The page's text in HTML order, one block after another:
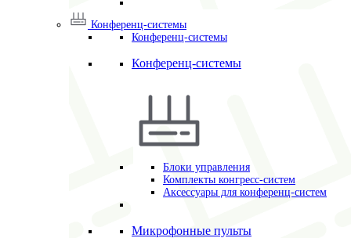
Конференц-системы
Конференц-системы
Конференц-системы
Блоки управления
Комплекты конгресс-систем
Аксессуары для конференц-систем
Микрофонные пульты